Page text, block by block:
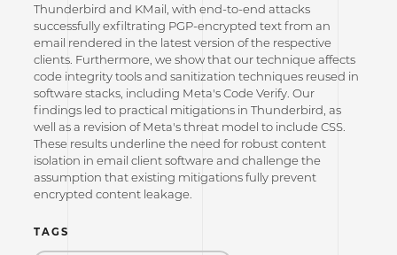
Thunderbird and KMail, with end-to-end attacks
successfully exfiltrating PGP-encrypted text from an
email rendered in the latest version of the respective
clients. Furthermore, we show that our technique affects
code integrity tools and sanitization techniques reused in
software stacks, including Meta's Code Verify. Our
findings led to practical mitigations in Thunderbird, as
well as a revision of Meta's threat model to include CSS.
These results underline the need for robust content
isolation in email client software and challenge the
assumption that existing mitigations fully prevent
encrypted content leakage.
TAGS